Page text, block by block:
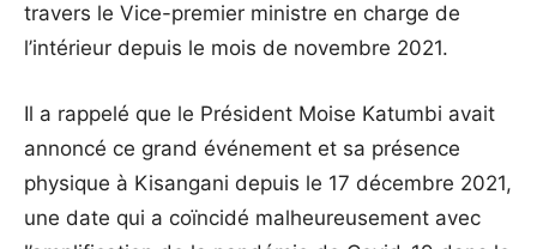
travers le Vice-premier ministre en charge de
l’intérieur depuis le mois de novembre 2021.
Il a rappelé que le Président Moise Katumbi avait
annoncé ce grand événement et sa présence
physique à Kisangani depuis le 17 décembre 2021,
une date qui a coïncidé malheureusement avec